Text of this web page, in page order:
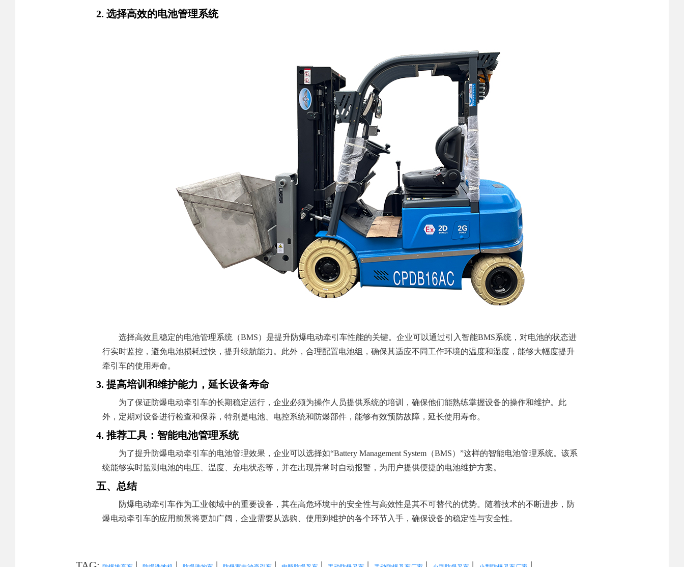
2. 选择高效的电池管理系统
选择高效且稳定的电池管理系统（BMS）是提升防爆电动牵引车性能的关键。企业可以通过引入智能BMS系统，对电池的状态进
行实时监控，避免电池损耗过快，提升续航能力。此外，合理配置电池组，确保其适应不同工作环境的温度和湿度，能够大幅度提升
牵引车的使用寿命。
3. 提高培训和维护能力，延长设备寿命
为了保证防爆电动牵引车的长期稳定运行，企业必须为操作人员提供系统的培训，确保他们能熟练掌握设备的操作和维护。此
外，定期对设备进行检查和保养，特别是电池、电控系统和防爆部件，能够有效预防故障，延长使用寿命。
4. 推荐工具：智能电池管理系统
为了提升防爆电动牵引车的电池管理效果，企业可以选择如“Battery Management System（BMS）”这样的智能电池管理系统。该系
统能够实时监测电池的电压、温度、充电状态等，并在出现异常时自动报警，为用户提供便捷的电池维护方案。
五、总结
防爆电动牵引车作为工业领域中的重要设备，其在高危环境中的安全性与高效性是其不可替代的优势。随着技术的不断进步，防
爆电动牵引车的应用前景将更加广阔，企业需要从选购、使用到维护的各个环节入手，确保设备的稳定性与安全性。